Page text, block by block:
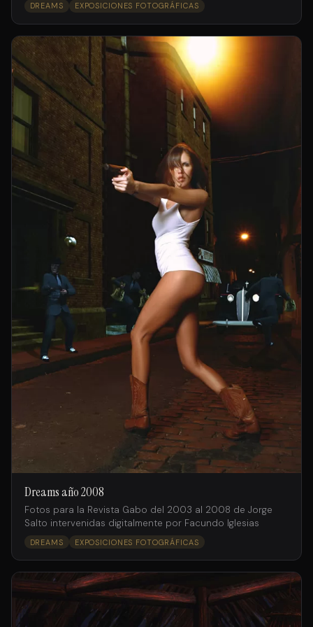
DREAMS EXPOSICIONES FOTOGRÁFICAS
Dreams año 2008
Fotos para la Revista Gabo del 2003 al 2008 de Jorge
Salto intervenidas digitalmente por Facundo Iglesias
DREAMS EXPOSICIONES FOTOGRÁFICAS